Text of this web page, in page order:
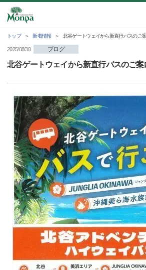
トップ 新着情報 北谷ゲートウェイから新直行バスのご
2025/08/30 ブログ
北谷ゲートウェイから新直行バスのご案